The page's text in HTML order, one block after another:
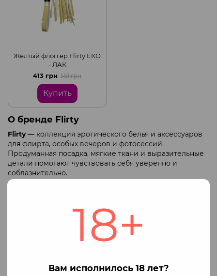
18+
Вам исполнилось 18 лет?
Желтый флоггер Flirty ЕКО
- ЛАК
413 грн 551 грн
Купить
О бренде Flirty
Flirty— коллекция эротического белья и аксессуаров
для флирта, особых вечеров и фотосессий.
Продуманная посадка, мягкие ткани и выразительные
детали помогают чувствовать себя уверенно и
соблазнительно.
акценты из кружева и сетки.
Боди и боди-сетки: эластичные модели с
фигурными вырезами и линиями,
подчёркивающими силуэт.
самонесущие или под пояс.